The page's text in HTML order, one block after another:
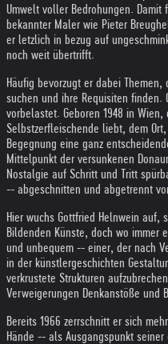
Umwelt voller Bedrohungen. Damit
bekannter Maler wie Pieter
er letzlich in bezug auf
noch weit übertrifft.
Häufig bevorzugt er dabei
suchen und ihre Requisiten finden.
vorbelastet. Geboren 1948 in
Selbstzerfleischende liebt, dem
Begegnung eine ganz
Mittelpunkt der versunkenen
Nostalgie auf Schritt und Tritt
-- abgeschnitten und abgetrennt
Hier wuchs Gottfried Helnwein auf,
Bildenden Künste, doch wo immer
und unbequem -- einer, der nach
in der künstlergeschichten
verkrustete Strukturen
Verweigerungen Denkanstöße und
Bereits 1966 zerrschnitt er sich
Hände -- als Ausgangspunkt